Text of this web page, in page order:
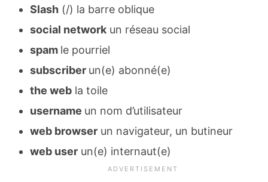
Slash (/) la barre oblique
social network un réseau social
spam le pourriel
subscriber un(e) abonné(e)
the web la toile
username un nom d’utilisateur
web browser un navigateur, un butineur
web user un(e) internaut(e)